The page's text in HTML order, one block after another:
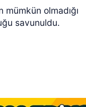
olmadığı
savunuldu.